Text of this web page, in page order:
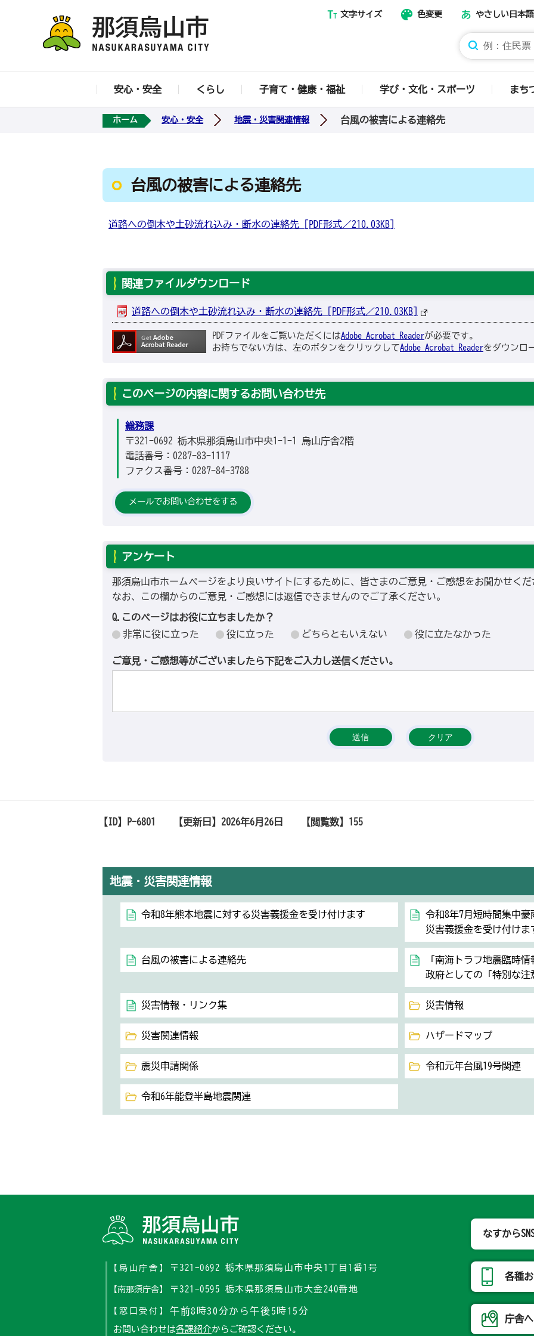
那須烏山市ホームページ
文字サイズ 色変更 やさしい日本語
安心・安全 くらし 子育て・健康・福祉 学び・文化・スポーツ まち
ホーム 安心・安全 地震・災害関連情報 台風の被害による連絡先
台風の被害による連絡先
道路への倒木や土砂流れ込み・断水の連絡先 [PDF形式／210.03KB]
関連ファイルダウンロード
道路への倒木や土砂流れ込み・断水の連絡先 [PDF形式／210.03KB]
PDFファイルをご覧いただくにはAdobe Acrobat Readerが必要です。
お持ちでない方は、左のボタンをクリックしてAdobe Acrobat Readerをダウンロ
このページの内容に関するお問い合わせ先
総務課
〒321-0692 栃木県那須烏山市中央1-1-1 烏山庁舎2階
電話番号：0287-83-1117
ファクス番号：0287-84-3788
メールでお問い合わせをする
アンケート
那須烏山市ホームページをより良いサイトにするために、皆さまのご意見・ご感想をお聞かせくだ
なお、この欄からのご意見・ご感想には返信できませんのでご了承ください。
Q.このページはお役に立ちましたか？
非常に役に立った
役に立った どちらともいえない 役に立たなかった
ご意見・ご感想等がございましたら下記をご入力し送信ください。
【ID】 P-6801 【更新日】 2026年6月26日 【閲覧数】 155
地震・災害関連情報
令和8年熊本地震に対する災害義援金を受け付けます
令和8年7月短時間集中
災害義援金を受け付けま
台風の被害による連絡先
「南海トラフ地震臨時
政府としての「特別な
災害情報・リンク集 災害情報
災害関連情報 ハザードマップ
震災申請関係 令和元年台風19号関連
令和6年能登半島地震関連
【烏山庁舎】 〒321-0692 栃木県那須烏山市中央1丁目1番1号
【南那須庁舎】 〒321-0595 栃木県那須烏山市大金240番地
【窓口受付】 午前8時30分から午後5時15分
お問い合わせは各課紹介からご確認ください。
なすから
各種
庁舎